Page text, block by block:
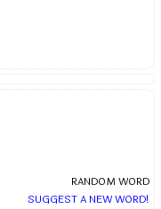
RANDOM WORD
SUGGEST A NEW WORD!